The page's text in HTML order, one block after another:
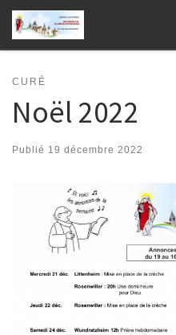
Passer au contenu
CURÉ
Noël 2022
Publié 19 décembre 2022